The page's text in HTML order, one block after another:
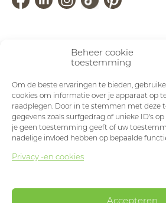
Beheer cookie
toestemming
Om de beste ervaringen te bieden,
cookies om informatie over je apparaat op
raadplegen. Door in te stemmen met deze
gegevens zoals surfgedrag of unieke ID's op
je geen toestemming geeft of uw
nadelige invloed hebben op bepaalde
Privacy -en cookies
Accepteren